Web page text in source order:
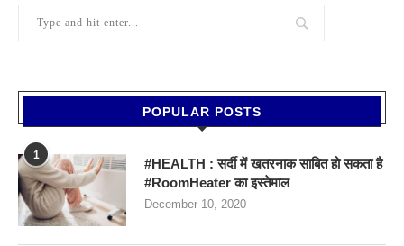
POPULAR POSTS
1
#HEALTH : सर्दी में खतरनाक साबित हो सकता है
#RoomHeater का इस्तेमाल
December 10, 2020